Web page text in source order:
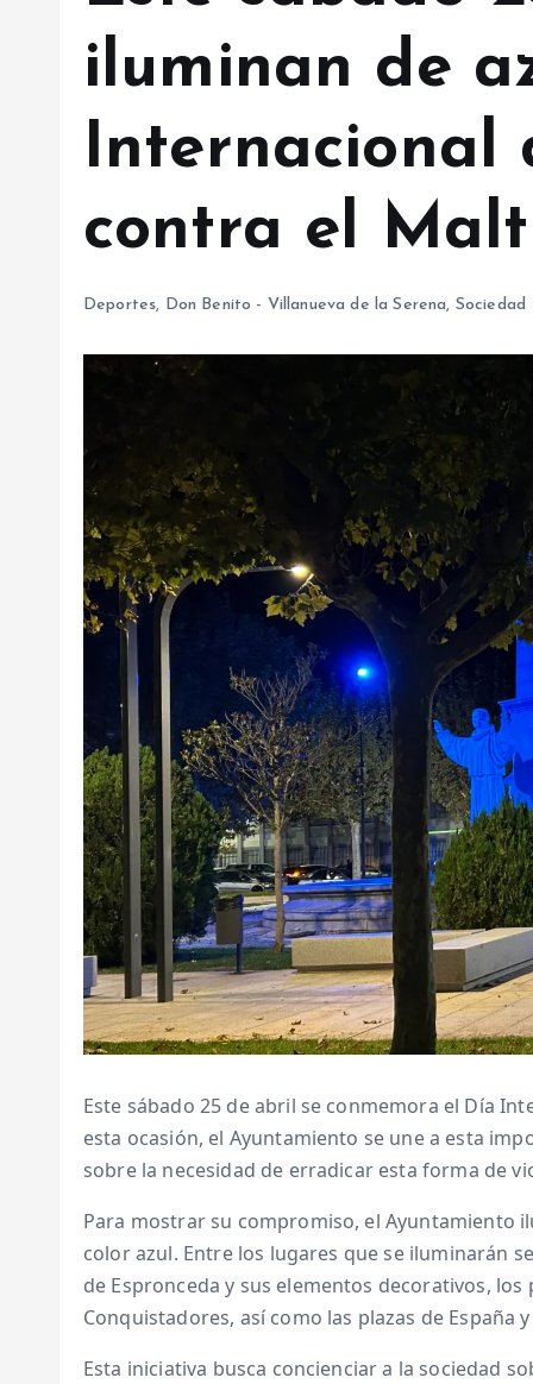
iluminan de
Internacional
contra el
Deportes, Don Benito - Villanueva de la Serena, Sociedad
Este sábado 25 de abril se conmemora el Día
esta ocasión, el Ayuntamiento se une a esta
sobre la necesidad de erradicar esta forma de
Para mostrar su compromiso, el Ayuntamiento
color azul. Entre los lugares que se iluminarán
de Espronceda y sus elementos decorativos,
Conquistadores, así como las plazas de España
Esta iniciativa busca concienciar a la sociedad